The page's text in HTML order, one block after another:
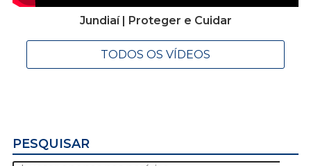
Jundiaí | Proteger e Cuidar
TODOS OS VÍDEOS
PESQUISAR